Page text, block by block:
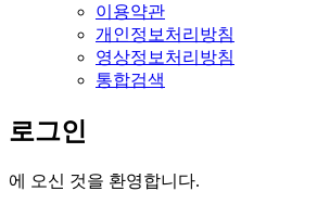
이용약관
개인정보처리방침
영상정보처리방침
통합검색
로그인
에 오신 것을 환영합니다.